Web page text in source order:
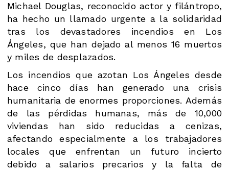
Michael Douglas, reconocido actor y filántropo,
ha hecho un llamado urgente a la solidaridad
tras los devastadores incendios en Los
Ángeles, que han dejado al menos 16 muertos
y miles de desplazados.
Los incendios que azotan Los Ángeles desde
hace cinco días han generado una crisis
humanitaria de enormes proporciones. Además
de las pérdidas humanas, más de 10,000
viviendas han sido reducidas a cenizas,
afectando especialmente a los trabajadores
locales que enfrentan un futuro incierto
debido a salarios precarios y la falta de